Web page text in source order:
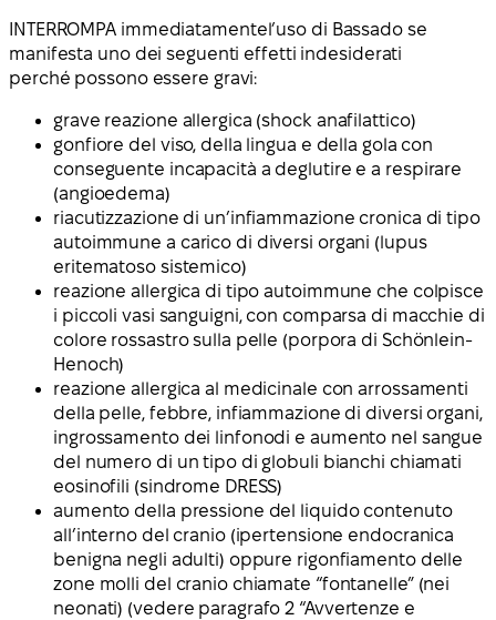
INTERROMPA immediatamentel’uso di Bassado se
manifesta uno dei seguenti effetti indesiderati
perché possono essere gravi:
grave reazione allergica (shock anafilattico)
gonfiore del viso, della lingua e della gola con
conseguente incapacità a deglutire e a respirare
(angioedema)
riacutizzazione di un’infiammazione cronica di tipo
autoimmune a carico di diversi organi (lupus
eritematoso sistemico)
reazione allergica di tipo autoimmune che colpisce
i piccoli vasi sanguigni, con comparsa di macchie di
colore rossastro sulla pelle (porpora di Schönlein-
Henoch)
reazione allergica al medicinale con arrossamenti
della pelle, febbre, infiammazione di diversi organi,
ingrossamento dei linfonodi e aumento nel sangue
del numero di un tipo di globuli bianchi chiamati
eosinofili (sindrome DRESS)
aumento della pressione del liquido contenuto
all’interno del cranio (ipertensione endocranica
benigna negli adulti) oppure rigonfiamento delle
zone molli del cranio chiamate “fontanelle” (nei
neonati) (vedere paragrafo 2 “Avvertenze e